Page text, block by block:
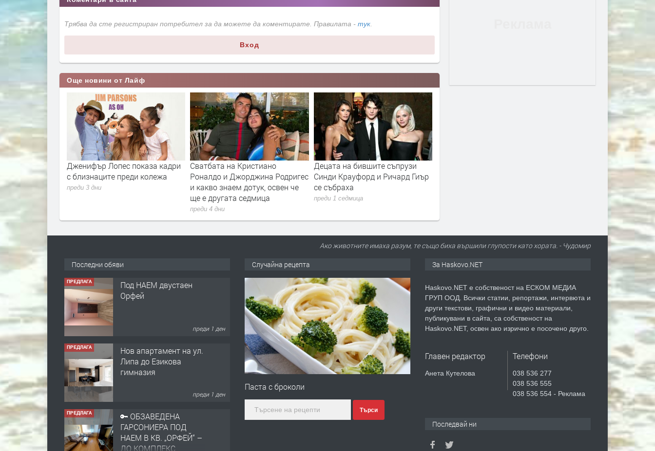
Трябва да сте регистриран потребител за да можете да коментирате. Правилата - тук
Вход
Още новини от Лайф
Дженифър Лопес показа кадри
с близнаците преди колежа
преди 3 дни
Сватбата на Кристиано
Роналдо и Джорджина Родригес
и какво знаем дотук, освен че
ще е другата седмица
преди 4 дни
Децата на бившите съпрузи
Синди Крауфорд и Ричард Гиър
се събраха
преди 1 седмица
Trend report: верижните
Ако животните имаха разум, те също биха вършили глупости като хората. - Чудомир
Последни обявиОрфей
ПРЕДЛАГА
ПРЕДЛАГА
ДО КОМПЛЕКС
„ВЕСПРЕМ“, ГР.
ХАСКОВО
Случайна рецепта
Паста с броколи
Търси
За Haskovo.NET
Haskovo.NET е собственост на ЕСКОМ МЕДИА
ГРУП ООД. Всички статии, репортажи, интервюта и
други текстови, графични и видео материали,
публикувани в сайта, са собственост на
Haskovo.NET, освен ако изрично е посочено друго.
Главен редактор
Анета Кутелова
Телефони
038 536 277
038 536 555
038 536 554 - Реклама
Последвай ни